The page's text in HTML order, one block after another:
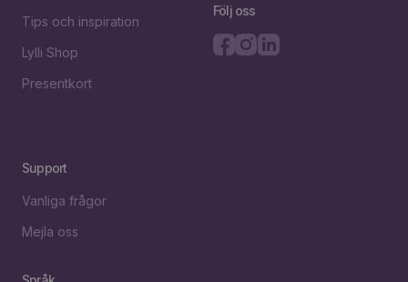
Tips och inspiration
Lylli Shop
Presentkort
Följ oss
Support
Vanliga frågor
Mejla oss